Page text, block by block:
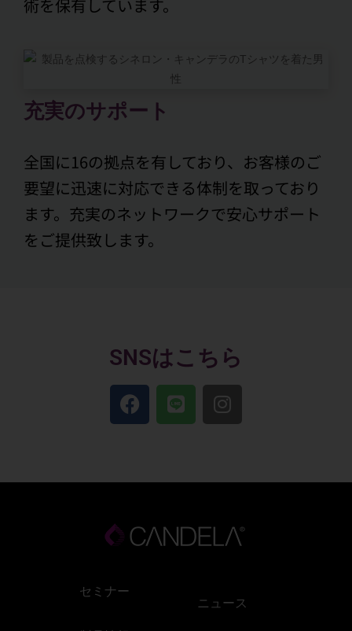
術を保有しています。
充実のサポート
全国に16の拠点を有しており、お客様のご
要望に迅速に対応できる体制を取っており
ます。充実のネットワークで安心サポート
をご提供致します。
SNSはこちら
セミナー
ニュース